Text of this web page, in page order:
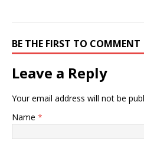
BE THE FIRST TO COMMENT
Leave a Reply
Your email address will not be
Name *